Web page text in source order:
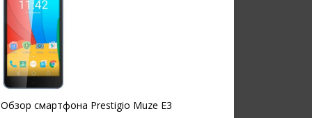
Обзор смартфона Prestigio Muze E3